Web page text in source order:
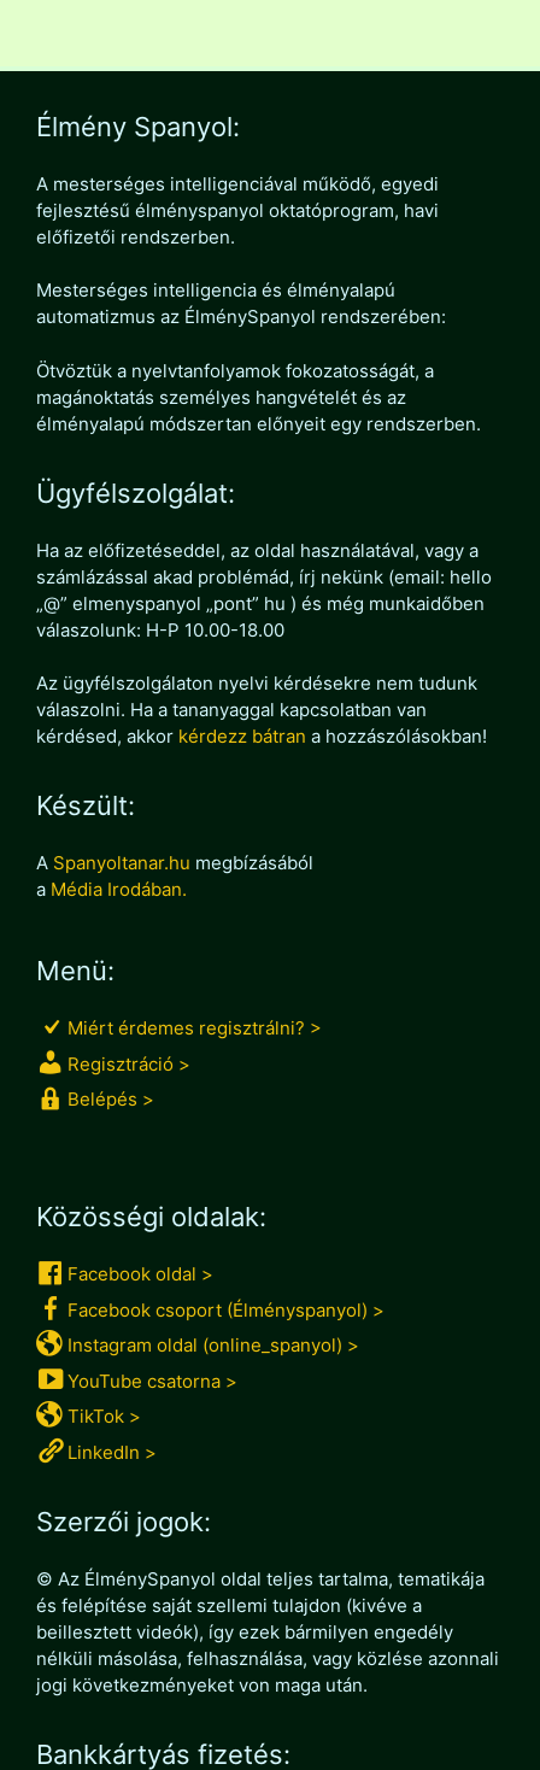
Élmény Spanyol:
A mesterséges intelligenciával működő, egyedi
fejlesztésű élményspanyol oktatóprogram, havi
előfizetői rendszerben.
Mesterséges intelligencia és élményalapú
automatizmus az ÉlménySpanyol rendszerében:
Ötvöztük a nyelvtanfolyamok fokozatosságát, a
magánoktatás személyes hangvételét és az
élményalapú módszertan előnyeit egy rendszerben.
Ügyfélszolgálat:
Ha az előfizetéseddel, az oldal használatával, vagy a
számlázással akad problémád, írj nekünk (email: hello
„@” elmenyspanyol „pont” hu ) és még munkaidőben
válaszolunk: H-P 10.00-18.00
Az ügyfélszolgálaton nyelvi kérdésekre nem tudunk
válaszolni. Ha a tananyaggal kapcsolatban van
kérdésed, akkor kérdezz bátran a hozzászólásokban!
Készült:
A Spanyoltanar.hu megbízásából
a Média Irodában.
Menü:
Miért érdemes regisztrálni? >
Regisztráció >
Belépés >
Közösségi oldalak:
Facebook oldal >
Facebook csoport (Élményspanyol) >
Instagram oldal (online_spanyol) >
YouTube csatorna >
TikTok >
LinkedIn >
Szerzői jogok:
© Az ÉlménySpanyol oldal teljes tartalma, tematikája
és felépítése saját szellemi tulajdon (kivéve a
beillesztett videók), így ezek bármilyen engedély
nélküli másolása, felhasználása, vagy közlése azonnali
jogi következményeket von maga után.
Bankkártyás fizetés: